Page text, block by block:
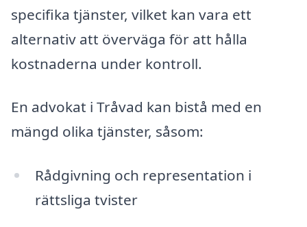
specifika tjänster, vilket kan vara ett
alternativ att överväga för att hålla
kostnaderna under kontroll.
En advokat i Tråvad kan bistå med en
mängd olika tjänster, såsom:
Rådgivning och representation i
rättsliga tvister